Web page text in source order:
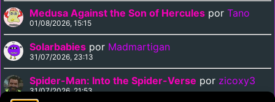
Medusa Against the Son of Hercules por Tano
01/08/2026, 15:15
Solarbabies por Madmartigan
31/07/2026, 23:13
Spider-Man: Into the Spider-Verse por zicoxy3
31/07/2026, 21:53